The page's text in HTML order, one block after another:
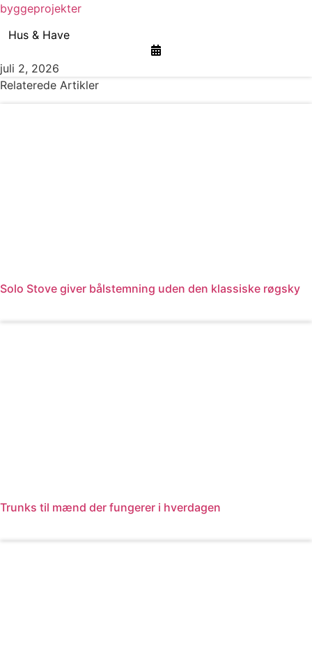
byggeprojekter
Hus & Have
juli 2, 2026
Relaterede Artikler
Solo Stove giver bålstemning uden den klassiske røgsky
Trunks til mænd der fungerer i hverdagen